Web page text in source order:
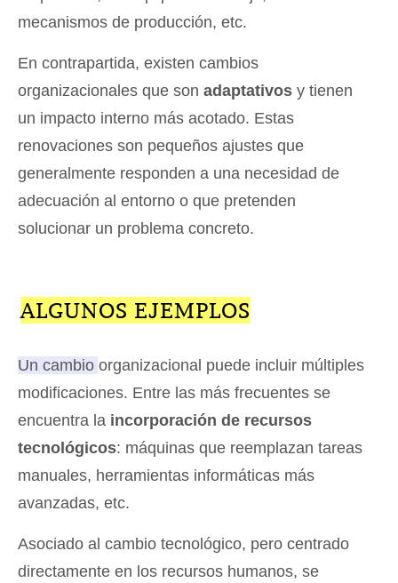
mecanismos de producción, etc.
En contrapartida, existen cambios
organizacionales que son adaptativos y tienen
un impacto interno más acotado. Estas
renovaciones son pequeños ajustes que
generalmente responden a una necesidad de
adecuación al entorno o que pretenden
solucionar un problema concreto.
ALGUNOS EJEMPLOS
Un cambio organizacional puede incluir múltiples
modificaciones. Entre las más frecuentes se
encuentra la incorporación de recursos
tecnológicos: máquinas que reemplazan tareas
manuales, herramientas informáticas más
avanzadas, etc.
Asociado al cambio tecnológico, pero centrado
directamente en los recursos humanos, se